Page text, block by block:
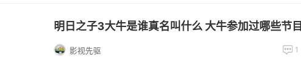
明日之子3大牛是谁真名叫什么 大牛参加过哪些节目
影视先驱 1